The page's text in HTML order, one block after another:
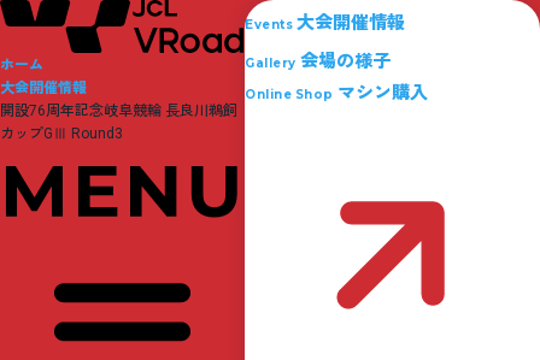
ホーム
大会開催情報
開設76周年記念岐阜競輪 長良川鵜飼
カップGⅢ Round3
Events 大会開催情報
Gallery 会場の様子
Online Shop マシン購入